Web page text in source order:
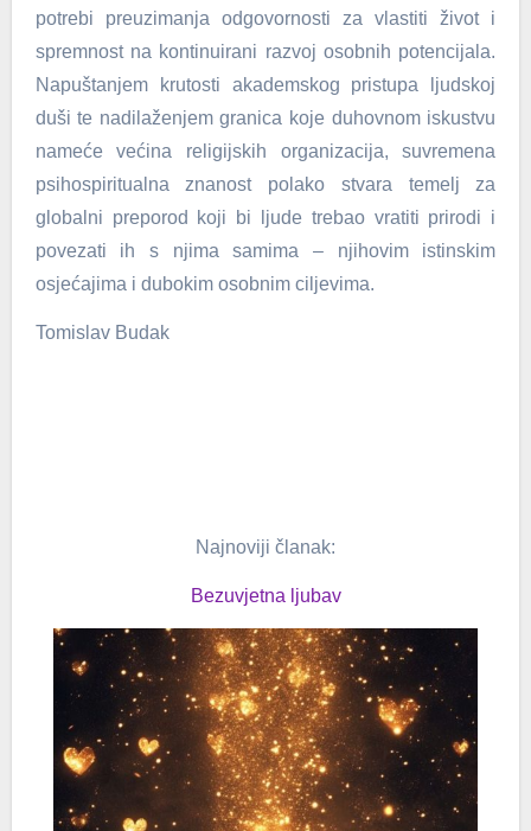
potrebi preuzimanja odgovornosti za vlastiti život i
spremnost na kontinuirani razvoj osobnih potencijala.
Napuštanjem krutosti akademskog pristupa ljudskoj
duši te nadilaženjem granica koje duhovnom iskustvu
nameće većina religijskih organizacija, suvremena
psihospiritualna znanost polako stvara temelj za
globalni preporod koji bi ljude trebao vratiti prirodi i
povezati ih s njima samima – njihovim istinskim
osjećajima i dubokim osobnim ciljevima.
Tomislav Budak
Najnoviji članak:
Bezuvjetna ljubav